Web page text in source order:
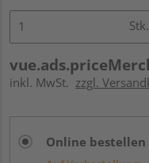
Stk.
inkl. MwSt. zzgl.
Online bestellen